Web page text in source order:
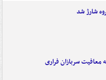
معافیت سربازان فراری